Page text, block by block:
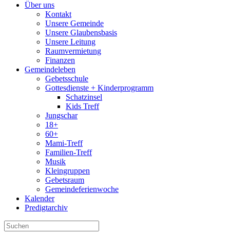
Über uns
Kontakt
Unsere Gemeinde
Unsere Glaubensbasis
Unsere Leitung
Raumvermietung
Finanzen
Gemeindeleben
Gebetsschule
Gottesdienste + Kinderprogramm
Schatzinsel
Kids Treff
Jungschar
18+
60+
Mami-Treff
Familien-Treff
Musik
Kleingruppen
Gebetsraum
Gemeindeferienwoche
Kalender
Predigtarchiv